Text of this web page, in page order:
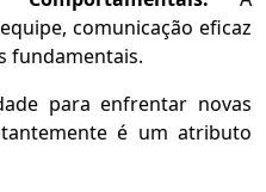
comunicação eficaz
fundamentais.
para enfrentar novas
é um atributo